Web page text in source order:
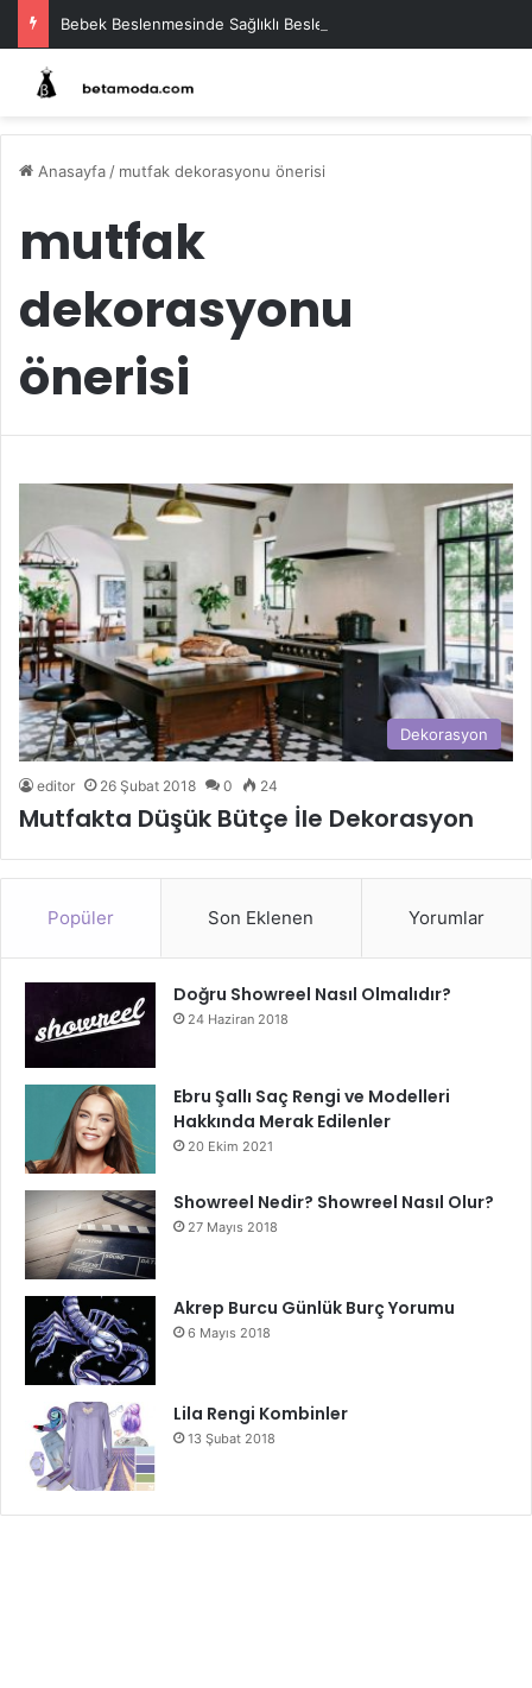
Anasayfa / mutfak dekorasyonu önerisi
mutfak
dekorasyonu
önerisi
Dekorasyon
editor 26 Şubat 2018 0 24
Mutfakta Düşük Bütçe İle Dekorasyon
Popüler Son Eklenen Yorumlar
Doğru Showreel Nasıl Olmalıdır?
24 Haziran 2018
Ebru Şallı Saç Rengi ve Modelleri
Hakkında Merak Edilenler
20 Ekim 2021
Showreel Nedir? Showreel Nasıl Olur?
27 Mayıs 2018
Akrep Burcu Günlük Burç Yorumu
6 Mayıs 2018
Lila Rengi Kombinler
13 Şubat 2018